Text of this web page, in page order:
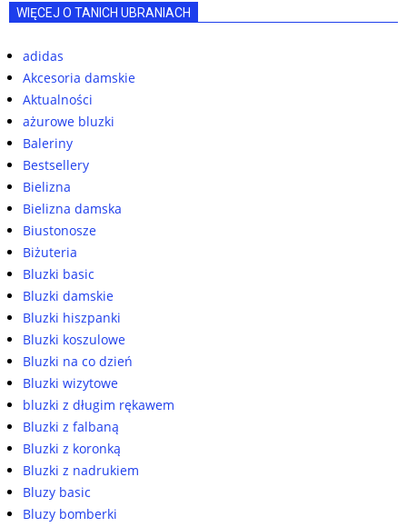
WIĘCEJ O TANICH UBRANIACH
adidas
Akcesoria damskie
Aktualności
ażurowe bluzki
Baleriny
Bestsellery
Bielizna
Bielizna damska
Biustonosze
Biżuteria
Bluzki basic
Bluzki damskie
Bluzki hiszpanki
Bluzki koszulowe
Bluzki na co dzień
Bluzki wizytowe
bluzki z długim rękawem
Bluzki z falbaną
Bluzki z koronką
Bluzki z nadrukiem
Bluzy basic
Bluzy bomberki